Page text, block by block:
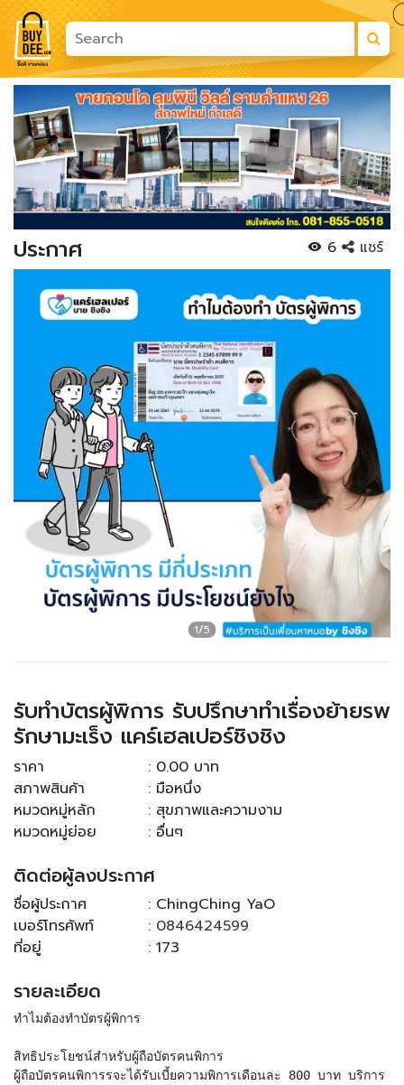
Previous Next
ประกาศ 6 แชร์
รับทำบัตรผู้พิการ รับปรึกษาทำเรื่องย้ายรพ
รักษามะเร็ง แคร์เฮลเปอร์ชิงชิง
ราคา
: 0.00 บาท
สภาพสินค้า
: มือหนึ่ง
หมวดหมู่หลัก
: สุขภาพและความงาม
หมวดหมู่ย่อย
: อื่นๆ
ติดต่อผู้ลงประกาศ
ชื่อผู้ประกาศ
: ChingChing YaO
เบอร์โทรศัพท์
: 0846424599
ที่อยู่
: 173
รายละเอียด
ทำไมต้องทำบัตรผู้พิการ
สิทธิประโยชน์สำหรับผู้ถือบัตรคนพิการ
ผู้ถือบัตรคนพิการรจะได้รับเบี้ยความพิการเดือนละ 800 บาท บริการ